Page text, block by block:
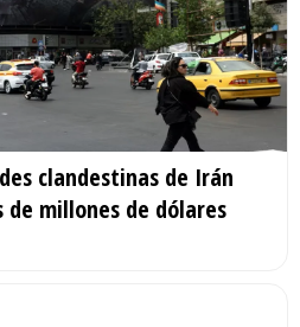
clandestinas de Irán
millones de dólares